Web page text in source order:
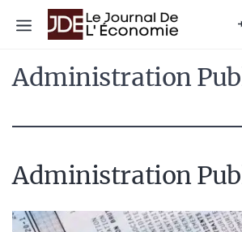
Menu
Administration
Administration